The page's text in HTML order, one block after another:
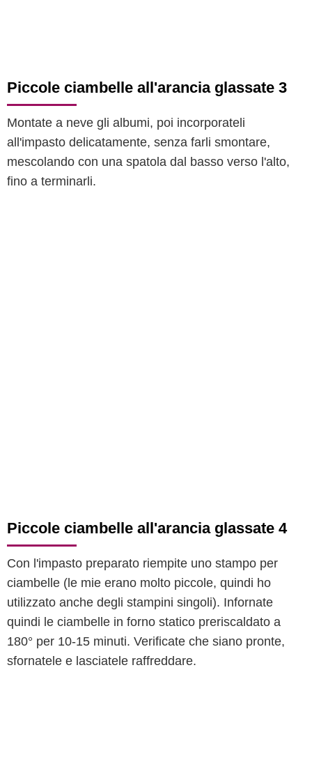
Piccole ciambelle all'arancia glassate 3
Montate a neve gli albumi, poi incorporateli
all'impasto delicatamente, senza farli smontare,
mescolando con una spatola dal basso verso l'alto,
fino a terminarli.
Piccole ciambelle all'arancia glassate 4
Con l'impasto preparato riempite uno stampo per
ciambelle (le mie erano molto piccole, quindi ho
utilizzato anche degli stampini singoli). Infornate
quindi le ciambelle in forno statico preriscaldato a
180° per 10-15 minuti. Verificate che siano pronte,
sfornatele e lasciatele raffreddare.